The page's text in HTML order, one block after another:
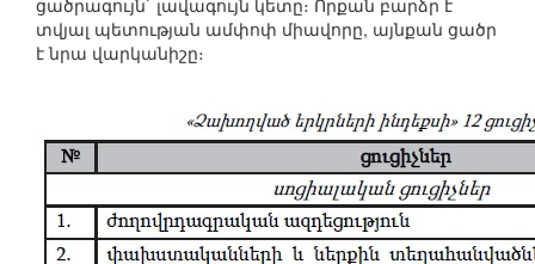
ցածրագույն` լավագույն կետը։ Որքան բարձր է
տվյալ պետության ամփոփ միավորը, այնքան ցածր
է նրա վարկանիշը։